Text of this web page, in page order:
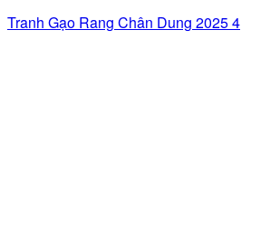
Tranh Gạo Rang Chân Dung 2025 4